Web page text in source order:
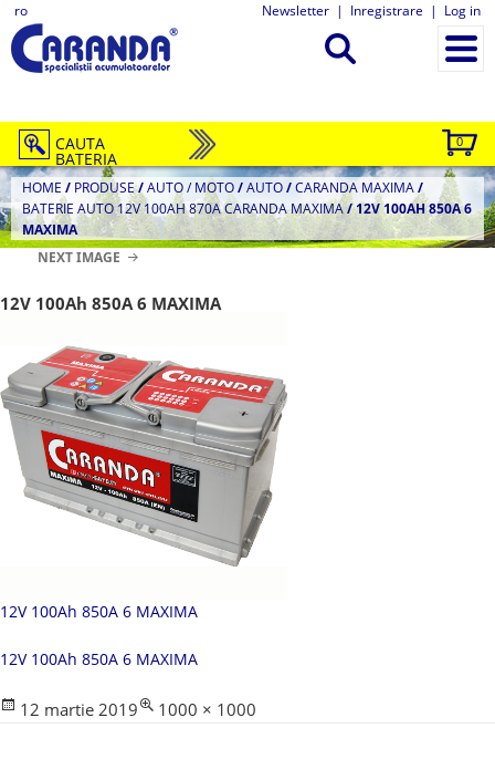
ro Newsletter | Inregistrare | Log in
0
CAUTA
BATERIA
HOME / PRODUSE/AUTO / MOTO/AUTO/CARANDA MAXIMA/
BATERIE AUTO 12V 100AH 870A CARANDA MAXIMA/12V 100AH 850A 6
MAXIMA
NEXT IMAGE
12V 100Ah 850A 6 MAXIMA
12V 100Ah 850A 6 MAXIMA
12V 100Ah 850A 6 MAXIMA
Posted
12 martie 2019
Full
1000 × 1000